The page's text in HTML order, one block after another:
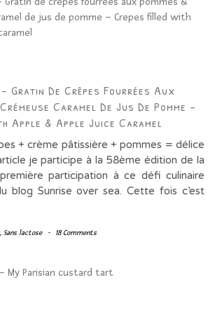
Gratin De Crêpes Fourrées Aux
Caramel De Jus De Pomme –
Apple & Apple Juice Caramel
+ crème pâtissière + pommes = délice
je participe à la 58ème édition de la
participation à ce défi culinaire
blog Sunrise over sea. Cette fois c’est
, Sans lactose - 18 Comments